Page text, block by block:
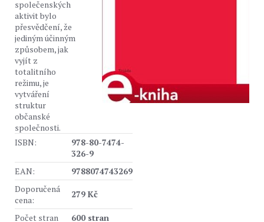
společenských
aktivit bylo
přesvědčení, že
jediným účinným
způsobem, jak
vyjít z
totalitního
režimu, je
vytváření
struktur
občanské
společnosti.
ISBN:
978-80-7474-
326-9
EAN:
9788074743269
Doporučená
cena:
279 Kč
Počet stran
600 stran